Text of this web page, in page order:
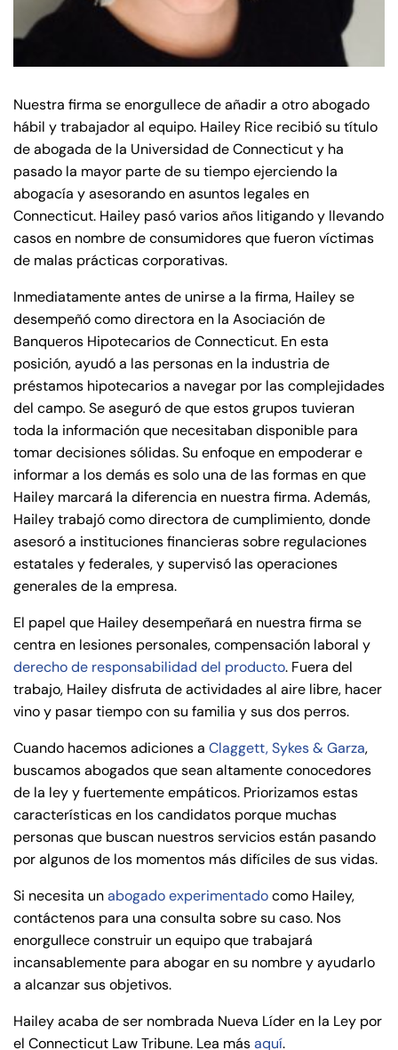
Nuestra firma se enorgullece de añadir a otro abogado
hábil y trabajador al equipo. Hailey Rice recibió su título
de abogada de la Universidad de Connecticut y ha
pasado la mayor parte de su tiempo ejerciendo la
abogacía y asesorando en asuntos legales en
Connecticut. Hailey pasó varios años litigando y llevando
casos en nombre de consumidores que fueron víctimas
de malas prácticas corporativas.
Inmediatamente antes de unirse a la firma, Hailey se
desempeñó como directora en la Asociación de
Banqueros Hipotecarios de Connecticut. En esta
posición, ayudó a las personas en la industria de
préstamos hipotecarios a navegar por las complejidades
del campo. Se aseguró de que estos grupos tuvieran
toda la información que necesitaban disponible para
tomar decisiones sólidas. Su enfoque en empoderar e
informar a los demás es solo una de las formas en que
Hailey marcará la diferencia en nuestra firma. Además,
Hailey trabajó como directora de cumplimiento, donde
asesoró a instituciones financieras sobre regulaciones
estatales y federales, y supervisó las operaciones
generales de la empresa.
El papel que Hailey desempeñará en nuestra firma se
centra en lesiones personales, compensación laboral y
derecho de responsabilidad del producto. Fuera del
trabajo, Hailey disfruta de actividades al aire libre, hacer
vino y pasar tiempo con su familia y sus dos perros.
Cuando hacemos adiciones a Claggett, Sykes & Garza,
buscamos abogados que sean altamente conocedores
de la ley y fuertemente empáticos. Priorizamos estas
características en los candidatos porque muchas
personas que buscan nuestros servicios están pasando
por algunos de los momentos más difíciles de sus vidas.
Si necesita unabogado experimentadocomo Hailey,
contáctenos para una consulta sobre su caso. Nos
enorgullece construir un equipo que trabajará
incansablemente para abogar en su nombre y ayudarlo
a alcanzar sus objetivos.
Hailey acaba de ser nombrada Nueva Líder en la Ley por
el Connecticut Law Tribune. Lea másaquí.